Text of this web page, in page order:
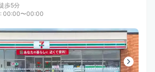
歩5分
: 00:00〜00:00